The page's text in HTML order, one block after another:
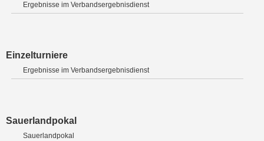
Ergebnisse im Verbandsergebnisdienst
Einzelturniere
Ergebnisse im Verbandsergebnisdienst
Sauerlandpokal
Sauerlandpokal